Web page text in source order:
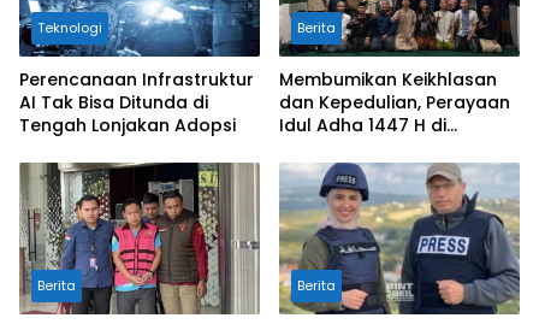
Teknologi
Perencanaan Infrastruktur
AI Tak Bisa Ditunda di
Tengah Lonjakan Adopsi
Berita
Membumikan Keikhlasan
dan Kepedulian, Perayaan
Idul Adha 1447 H di
Berita Berita